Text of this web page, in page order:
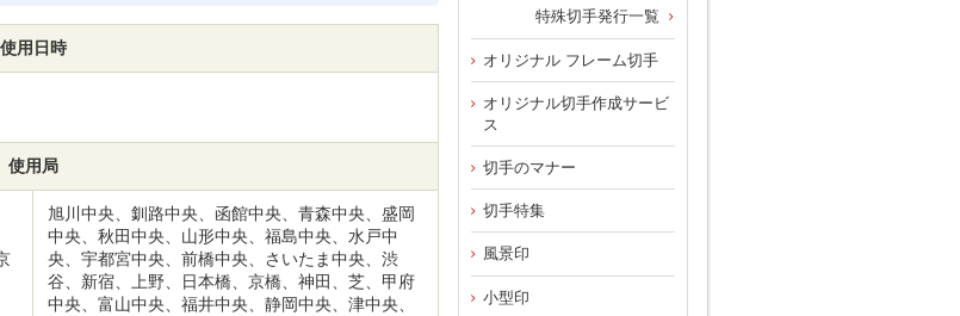
使用日時
使用局
旭川中央、釧路中央、函館中央、青森中央、盛岡
中央、秋田中央、山形中央、福島中央、水戸中
央、宇都宮中央、前橋中央、さいたま中央、渋
谷、新宿、上野、日本橋、京橋、神田、芝、甲府
中央、富山中央、福井中央、静岡中央、津中央、
特殊切手発行一覧
オリジナル フレーム切手
オリジナル切手作成サービ
ス
切手のマナー
切手特集
風景印
小型印